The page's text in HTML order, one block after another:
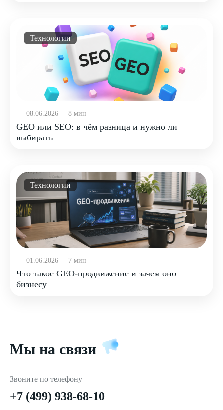
Технологии
08.06.2026 8 мин
GEO или SEO: в чём разница и нужно ли
выбирать
Технологии
01.06.2026 7 мин
Что такое GEO-продвижение и зачем оно
бизнесу
Мы на связи
Звоните по телефону
+7 (499) 938-68-10